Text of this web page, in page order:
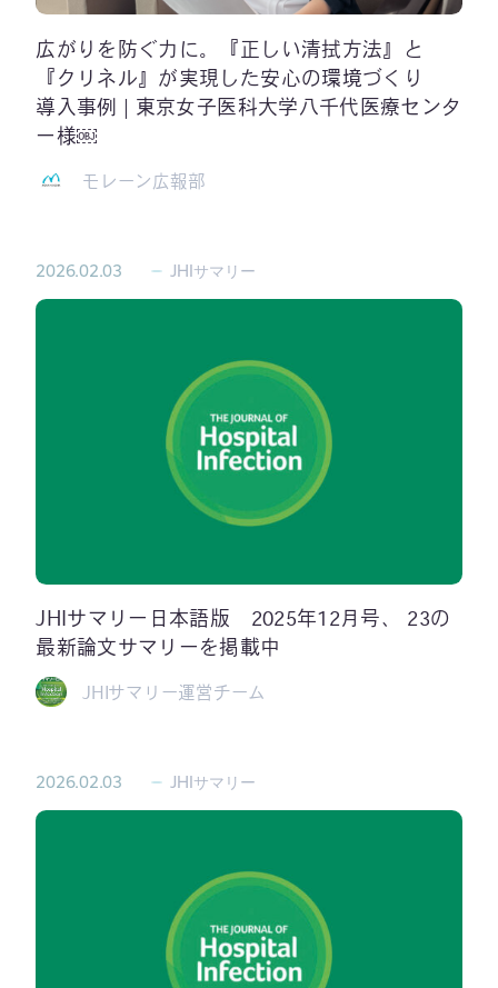
広がりを防ぐ力に。『正しい清拭方法』と
『クリネル』が実現した安心の環境づくり
導入事例 | 東京女子医科大学八千代医療センタ
ー様￼
モレーン広報部
2026.02.03 JHIサマリー
JHIサマリー日本語版 2025年12月号、 23の
最新論文サマリーを掲載中
JHIサマリー運営チーム
2026.02.03 JHIサマリー